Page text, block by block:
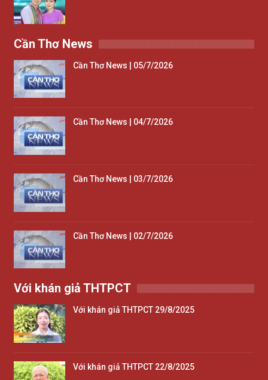
Cần Thơ News
Cần Thơ News | 05/7/2026
Cần Thơ News | 04/7/2026
Cần Thơ News | 03/7/2026
Cần Thơ News | 02/7/2026
Với khán giả THTPCT
Với khán giả THTPCT 29/8/2025
Với khán giả THTPCT 22/8/2025